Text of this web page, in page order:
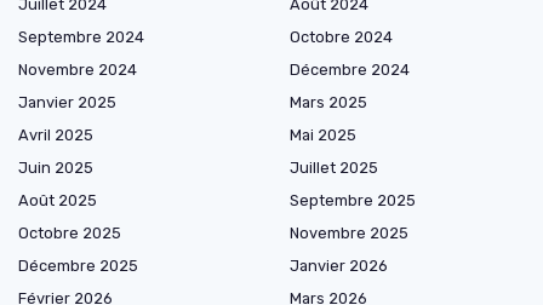
Juillet 2024
Août 2024
Septembre 2024
Octobre 2024
Novembre 2024
Décembre 2024
Janvier 2025
Mars 2025
Avril 2025
Mai 2025
Juin 2025
Juillet 2025
Août 2025
Septembre 2025
Octobre 2025
Novembre 2025
Décembre 2025
Janvier 2026
Février 2026
Mars 2026